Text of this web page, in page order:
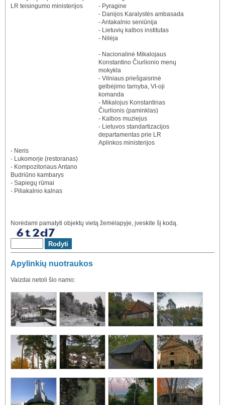
LR teisingumo ministerijos
- Pyragine
- Danijos Karalystės ambasada
- Antakalnio seniūnija
- Lietuvių kalbos institutas
- Nilėja
- Nacionalinė Mikalojaus
Konstantino Čiurlionio menų
mokykla
- Vilniaus priešgaisrinė
gelbėjimo tarnyba, VI-oji
komanda
- Mikalojus Konstantinas
Čiurlionis (paminklas)
- Kalbos muziejus
- Lietuvos standartizacijos
departamentas prie LR
Aplinkos ministerijos
- Neris
- Lukomorje (restoranas)
- Kompozitoriaus Antano
Budriūno kambarys
- Sapiegų rūmai
- Piliakalnio kalnas
Norėdami pamatyti objektų vietą žemėlapyje, įveskite šį kodą.
Apylinkių nuotraukos
Vaizdai netoli šio namo: